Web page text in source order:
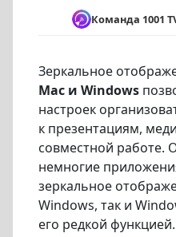
Команда 1001
Зеркальное
Mac и Windows
настроек
к презентациям,
совместной работе.
немногие
зеркальное
Windows, так и
его редкой функцией.